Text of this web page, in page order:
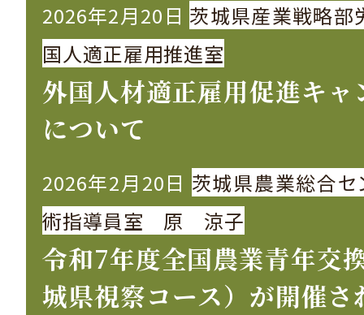
2026年2月20日 茨城県産業戦略部
国人適正雇用推進室
外国人材適正雇用促進キャ
について
2026年2月20日 茨城県農業総合セ
術指導員室 原 涼子
令和7年度全国農業青年交
城県視察コース）が開催さ